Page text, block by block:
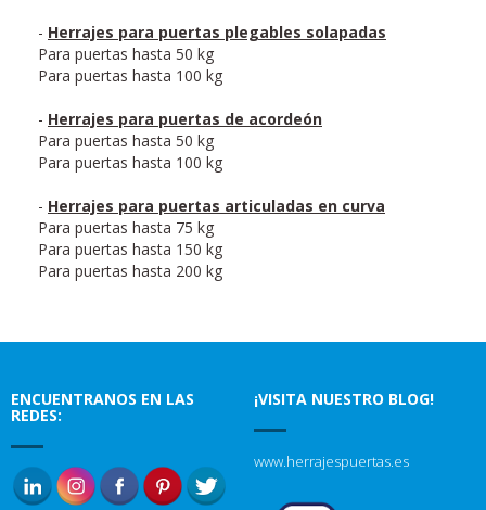
- Herrajes para puertas plegables solapadas
Para puertas hasta 50 kg
Para puertas hasta 100 kg
- Herrajes para puertas de acordeón
Para puertas hasta 50 kg
Para puertas hasta 100 kg
- Herrajes para puertas articuladas en curva
Para puertas hasta 75 kg
Para puertas hasta 150 kg
Para puertas hasta 200 kg
ENCUENTRANOS EN LAS
REDES:
¡VISITA NUESTRO BLOG!
www.herrajespuertas.es